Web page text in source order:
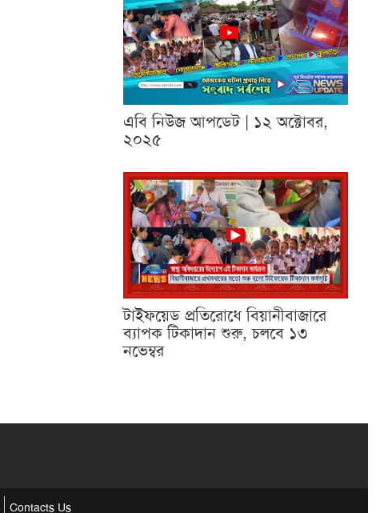
এবি নিউজ আপডেট | ১২ অক্টোবর,
২০২৫
টাইফয়েড প্রতিরোধে বিয়ানীবাজারে
ব্যাপক টিকাদান শুরু, চলবে ১৩
নভেম্বর
Contacts Us